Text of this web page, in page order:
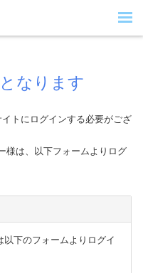
なります
トにログインする必要がござ
様は、以下フォームよりログ
下のフォームよりログイ